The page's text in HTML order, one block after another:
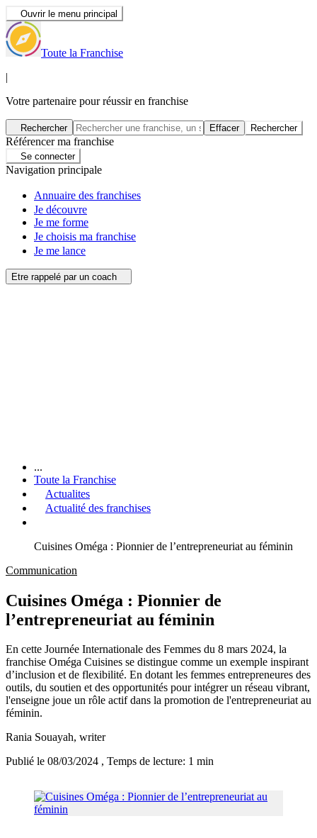
Ouvrir le menu principal
Toute la Franchise
|
Votre partenaire pour réussir en franchise
Rechercher Effacer Rechercher
Référencer ma franchise
Se connecter
Navigation principale
Annuaire des franchises
Je découvre
Je me forme
Je choisis ma franchise
Je me lance
Etre rappelé par un coach
...
Toute la Franchise
Actualites
Actualité des franchises
Cuisines Oméga : Pionnier de l’entrepreneuriat au féminin
Communication
Cuisines Oméga : Pionnier de
l’entrepreneuriat au féminin
En cette Journée Internationale des Femmes du 8 mars 2024, la
franchise Oméga Cuisines se distingue comme un exemple inspirant
d’inclusion et de flexibilité. En dotant les femmes entrepreneures des
outils, du soutien et des opportunités pour intégrer un réseau vibrant,
l'enseigne joue un rôle actif dans la promotion de l'entrepreneuriat au
féminin.
Rania Souayah, writer
Publié le 08/03/2024 , Temps de lecture: 1 min